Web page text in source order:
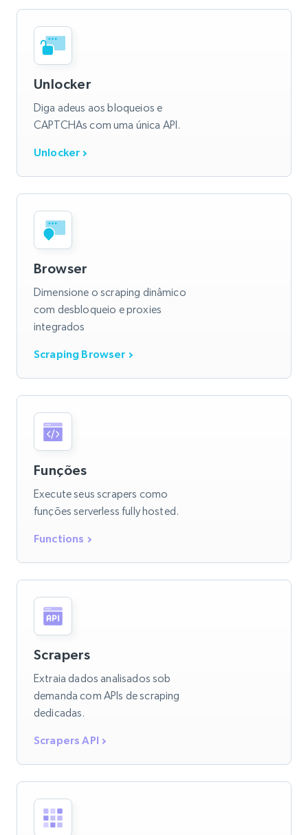
Unlocker
Diga adeus aos bloqueios e
CAPTCHAs com uma única API.
Unlocker
Browser
Dimensione o scraping dinâmico
com desbloqueio e proxies
integrados
Scraping Browser
Funções
Execute seus scrapers como
funções serverless fully hosted.
Functions
Scrapers
Extraia dados analisados sob
demanda com APIs de scraping
dedicadas.
Scrapers API